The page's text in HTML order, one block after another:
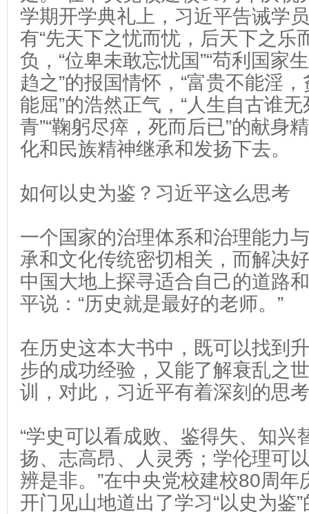
学期开学典礼上，习近平告诫学
有“先天下之忧而忧，后天下之乐
负，“位卑未敢忘忧国”“苟利国家
趋之”的报国情怀，“富贵不能淫
能屈”的浩然正气，“人生自古谁
青”“鞠躬尽瘁，死而后已”的献身
化和民族精神继承和发扬下去。
如何以史为鉴？习近平这么思考
一个国家的治理体系和治理能力
承和文化传统密切相关，而解决
中国大地上探寻适合自己的道路
平说：“历史就是最好的老师。”
在历史这本大书中，既可以找到
步的成功经验，又能了解衰乱之
训，对此，习近平有着深刻的思
“学史可以看成败、鉴得失、知兴
扬、志高昂、人灵秀；学伦理可
辨是非。”在中央党校建校80周年
开门见山地道出了学习“以史为鉴